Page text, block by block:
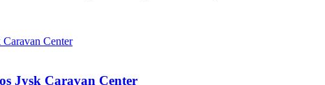
Jysk Caravan Center